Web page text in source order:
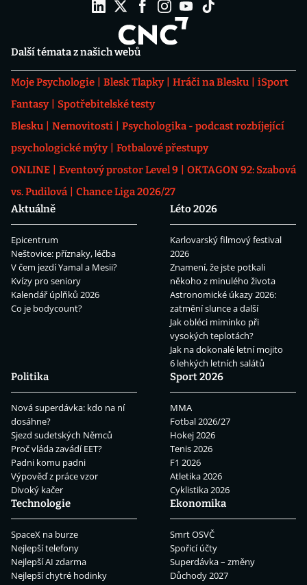
Další témata z našich webů
Moje Psychologie Blesk Tlapky Hráči na Blesku
iSport
Fantasy
Spotřebitelské testy
Blesku
Nemovitosti
Psychologika - podcast rozbíjející
psychologické mýty
Fotbalové přestupy
ONLINE
Eventový prostor Level 9
OKTAGON 92: Szabová
vs. Pudilová
Chance Liga 2026/27
Aktuálně
Epicentrum
Neštovice: příznaky, léčba
V čem jezdí Yamal a Mesii?
Kvízy pro seniory
Kalendář úplňků 2026
Co je bodycount?
Léto 2026
Karlovarský filmový festival
2026
Znamení, že jste potkali
někoho z minulého života
Astronomické úkazy 2026:
zatmění slunce a další
Jak obléci miminko při
vysokých teplotách?
Jak na dokonalé letní mojito
6 lehkých letních salátů
Politika
Nová superdávka: kdo na ní
dosáhne?
Sjezd sudetských Němců
Proč vláda zavádí EET?
Padni komu padni
Výpověď z práce vzor
Divoký kačer
Sport 2026
MMA
Fotbal 2026/27
Hokej 2026
Tenis 2026
F1 2026
Atletika 2026
Cyklistika 2026
Technologie
SpaceX na burze
Nejlepší telefony
Nejlepší AI zdarma
Nejlepší chytré hodinky
Ekonomika
Smrt OSVČ
Spořicí účty
Superdávka – změny
Důchody 2027